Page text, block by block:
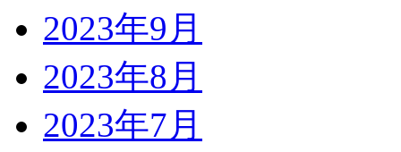
2023年9月
2023年8月
2023年7月